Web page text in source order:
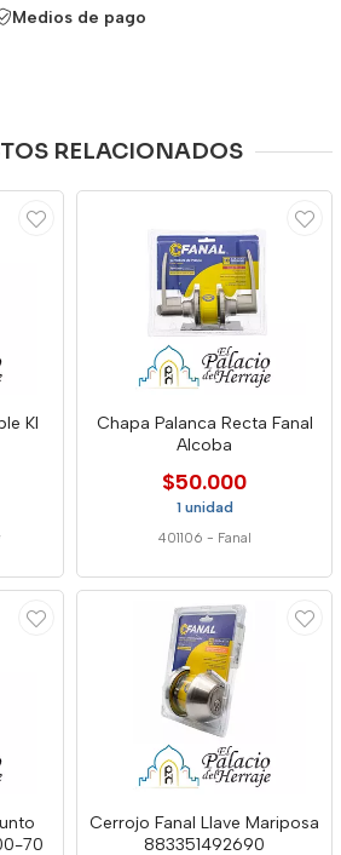
Medios de pago
RELACIONADOS
Kl
Chapa Palanca Recta Fanal
Alcoba
$50.000
1 unidad
401106 - Fanal
70
Cerrojo Fanal Llave Mariposa
883351492690